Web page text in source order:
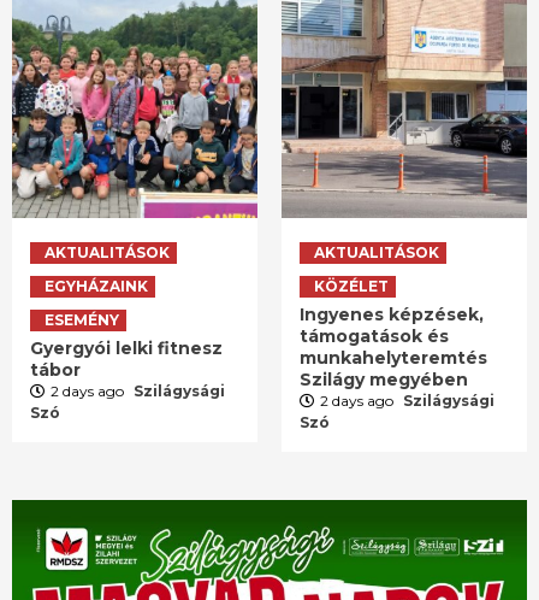
AKTUALITÁSOK
EGYHÁZAINK
ESEMÉNY
Gyergyói lelki fitnesz
tábor
2 days ago Szilágysági
Szó
AKTUALITÁSOK
KÖZÉLET
Ingyenes képzések,
támogatások és
munkahelyteremtés
Szilágy megyében
2 days ago Szilágysági
Szó